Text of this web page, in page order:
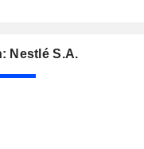
Nestlé S.A.